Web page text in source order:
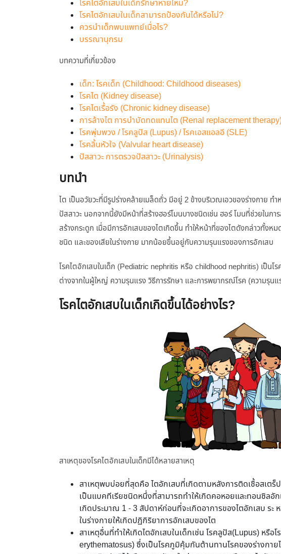
โรคไตอักเสบในเด็กรักษาหายไหม?
โรคไตอักเสบในเด็กสามารถป้องกันได้หรือไม่?
ควรนำเด็กพบแพทย์เมื่อไร?
บรรณานุกรม
บทความที่เกี่ยวข้อง
เด็ก: โรคเด็ก (Childhood: Childhood diseases)
โรคไต (Kidney disease)
โรคไตเรื้อรัง (Chronic kidney disease)
การล้างไต การบำบัดทดแทนไต (Renal replacement
โรคพุ่มพวง / โรคลูปัส (Lupus) / โรคเอสแอลอี (SLE)
โรคลิ้นหัวใจ (Valvular heart disease)
ปัสสาวะ การตรวจปัสสาวะ (Urinalysis)
บทนำ
ไต เป็นอวัยวะที่มีรูปร่างคล้ายเมล็ดถั่ว มีอยู่ 2 ข้างบริเวณเอวของร่างกาย ท
ปัสสาวะ นอกจากนี้ยังมีหน้าที่สร้างฮอร์โมนบางชนิดเช่น ฮอร์ โมนที่ช่วยในกา
สร้างกระดูก เมื่อมีการอักเสบของไตเกิดขึ้น ทำให้หน้าที่ของไตดังกล่าวทั้งห
ชนิด และของเสียในร่างกาย มากน้อยขึ้นอยู่กับความรุนแรงของการอักเสบ
โรคไตอักเสบในเด็ก (Pediatric nephritis หรือ childhood nephritis) เป็น
ต่างจากในผู้ใหญ่ ความรุนแรง วิธีการรักษา และการพยากรณ์โรค (ความรุน
โรคไตอักเสบในเด็กเกิดขึ้นได้อย่างไร?
สาเหตุของโรคไตอักเสบในเด็กมีได้หลายสาเหตุ
สาเหตุพบบ่อยที่สุดคือ ไตอักเสบที่เกิดตามหลังการติดเชื้อสเต
เป็นแบคทีเรียชนิดหนึ่งที่สามารถทำให้เกิดคอหอยและทอนซิลอั
เกิดประมาณ 1 - 3 สัปดาห์ก่อนที่จะเกิดอาการของไตอักเสบ ร
ในร่างกายให้เกิดปฏิกิริยาการอักเสบของไต
สาเหตุอื่นที่ทำให้เกิดไตอักเสบในเด็กเช่น โรคลูปัส(Lupus) หรื
erythematosus) ซึ่งเป็นโรคภูมิคุ้มกันต้านทานโรคของร่างกาย